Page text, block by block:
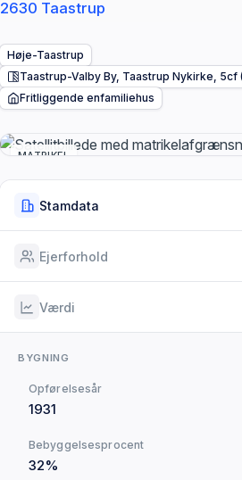
2630 Taastrup
Høje-Taastrup
Taastrup-Valby By, Taastrup Nykirke, 5cf
Fritliggende enfamiliehus
MATRIKEL
Stamdata
Ejerforhold
Værdi
BYGNING
Opførelsesår
1931
Bebyggelsesprocent
32%